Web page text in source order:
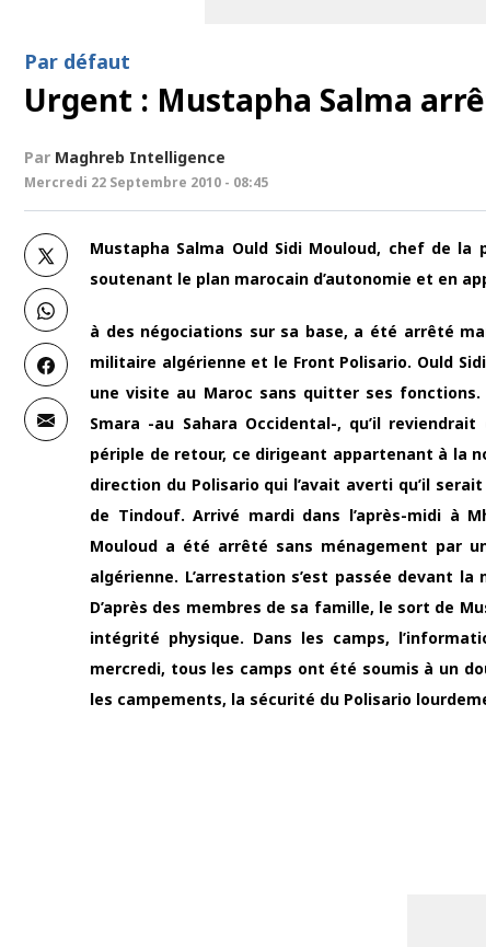
Par défaut
Urgent : Mustapha Salma
Par Maghreb Intelligence
Mercredi 22 Septembre 2010 - 08:45
Mustapha Salma Ould Sidi Mouloud, chef de
soutenant le plan marocain d’autonomie et en
à des négociations sur sa base, a été arrêté
militaire algérienne et le Front Polisario. Ould
une visite au Maroc sans quitter ses
Smara -au Sahara Occidental-, qu’il
périple de retour, ce dirigeant appartenant à la
direction du Polisario qui l’avait averti qu’il
de Tindouf. Arrivé mardi dans l’après-midi à
Mouloud a été arrêté sans ménagement par
algérienne. L’arrestation s’est passée devant
D’après des membres de sa famille, le sort de
intégrité physique. Dans les camps,
mercredi, tous les camps ont été soumis à un
les campements, la sécurité du Polisario